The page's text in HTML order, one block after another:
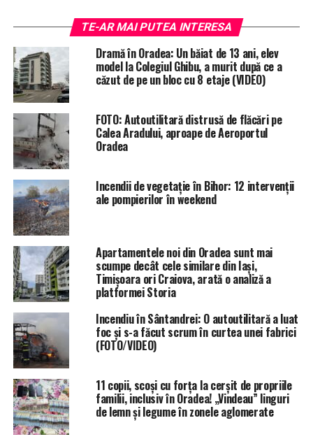
Deocamdată nu se cunosc împrejurările în care s-a
petrecut incidentul, dar din primele cercetări nu există
suspiciuni de omor în caz.
POMPIERI
RECOMANDAT
URMATORUL
Gravidă, agresată sexual de un tânăr de 19 ani, în
Oradea. Bărbatul a fost arestat preventiv
NU RATATI
O fetiță de 2 ani a fost lovită de o mașină în centrul
Oradiei
TE-AR MAI PUTEA INTERESA
Dramă în Oradea: Un băiat de 13 ani, elev
model la Colegiul Ghibu, a murit după ce a
căzut de pe un bloc cu 8 etaje (VIDEO)
FOTO: Autoutilitară distrusă de flăcări pe
Calea Aradului, aproape de Aeroportul
Oradea
Incendii de vegetație în Bihor: 12 intervenții
ale pompierilor în weekend
Apartamentele noi din Oradea sunt mai
scumpe decât cele similare din Iași,
Timișoara ori Craiova, arată o analiză a
platformei Storia
Incendiu în Sântandrei: O autoutilitară a luat
foc și s-a făcut scrum în curtea unei fabrici
(FOTO/VIDEO)
11 copii, scoși cu forța la cerșit de propriile
familii, inclusiv în Oradea! „Vindeau” linguri
de lemn și legume în zonele aglomerate